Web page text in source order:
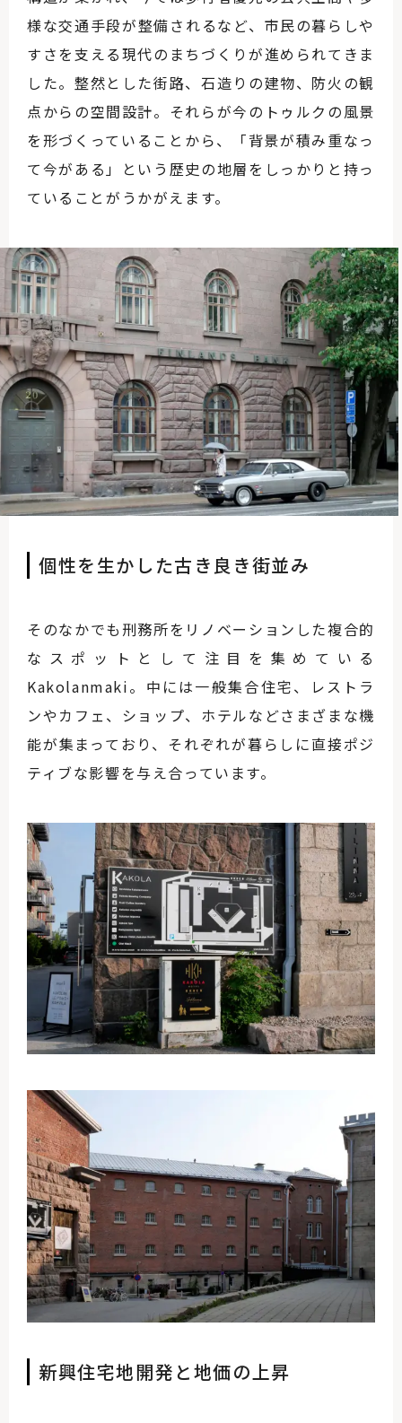
様な交通手段が整備されるなど、市民の暮らしや
すさを支える現代のまちづくりが進められてきま
した。整然とした街路、石造りの建物、防火の観
点からの空間設計。それらが今のトゥルクの風景
を形づくっていることから、「背景が積み重なっ
て今がある」という歴史の地層をしっかりと持っ
ていることがうかがえます。
個性を生かした古き良き街並み
そのなかでも刑務所をリノベーションした複合的
なスポットとして注目を集めている
Kakolanmaki。中には一般集合住宅、レストラ
ンやカフェ、ショップ、ホテルなどさまざまな機
能が集まっており、それぞれが暮らしに直接ポジ
ティブな影響を与え合っています。
新興住宅地開発と地価の上昇